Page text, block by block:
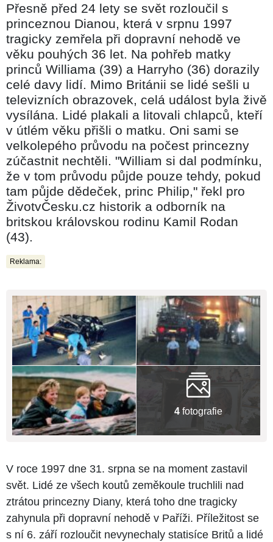
Přesně před 24 lety se svět rozloučil s
princeznou Dianou, která v srpnu 1997
tragicky zemřela při dopravní nehodě ve
věku pouhých 36 let. Na pohřeb matky
princů Williama (39) a Harryho (36) dorazily
celé davy lidí. Mimo Británii se lidé sešli u
televizních obrazovek, celá událost byla živě
vysílána. Lidé plakali a litovali chlapců, kteří
v útlém věku přišli o matku. Oni sami se
velkolepého průvodu na počest princezny
zúčastnit nechtěli. "William si dal podmínku,
že v tom průvodu půjde pouze tehdy, pokud
tam půjde dědeček, princ Philip," řekl pro
ŽivotvČesku.cz historik a odborník na
britskou královskou rodinu Kamil Rodan
(43).
Reklama:
4 fotografie
V roce 1997 dne 31. srpna se na moment zastavil
svět. Lidé ze všech koutů zeměkoule truchlili nad
ztrátou princezny Diany, která toho dne tragicky
zahynula při dopravní nehodě v Paříži. Příležitost se
s ní 6. září rozloučit nevynechaly statisíce Britů a lidé